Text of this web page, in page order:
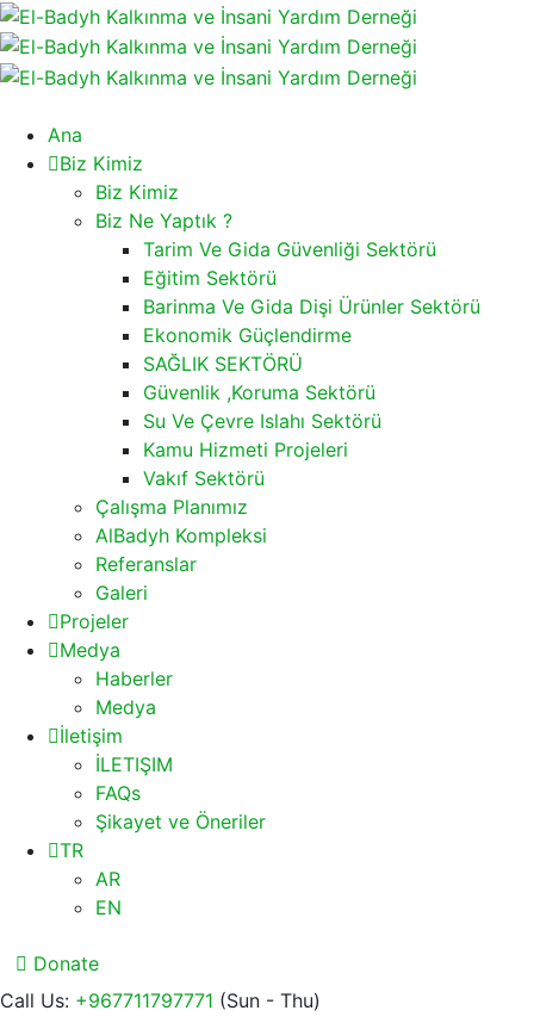
Ana
Biz Kimiz
Biz Kimiz
Biz Ne Yaptık ?
Tarim Ve Gida Güvenliği Sektörü
Eğitim Sektörü
Barinma Ve Gida Dişi Ürünler Sektörü
Ekonomik Güçlendirme
SAĞLIK SEKTÖRÜ
Güvenlik ,Koruma Sektörü
Su Ve Çevre Islahı Sektörü
Kamu Hizmeti Projeleri
Vakıf Sektörü
Çalışma Planımız
AlBadyh Kompleksi
Referanslar
Galeri
Projeler
Medya
Haberler
Medya
İletişim
İLETIŞIM
FAQs
Şikayet ve Öneriler
TR
AR
EN
Donate
Call Us: +967711797771 (Sun - Thu)